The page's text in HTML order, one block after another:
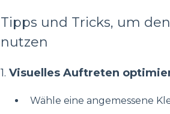
Tipps und Tricks, um
nutzen
1. Visuelles Auftreten
Wähle eine angemessene